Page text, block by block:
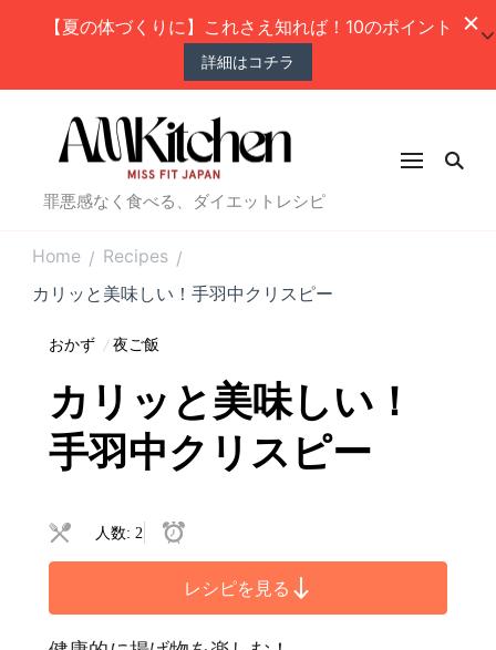
【夏の体づくりに】これさえ知れば！10のポイント
詳細はコチラ
罪悪感なく食べる、ダイエットレシピ
Home / Recipes /
カリッと美味しい！手羽中クリスピー
おかず 夜ご飯
カリッと美味しい！
手羽中クリスピー
人数: 2
レシピを見る